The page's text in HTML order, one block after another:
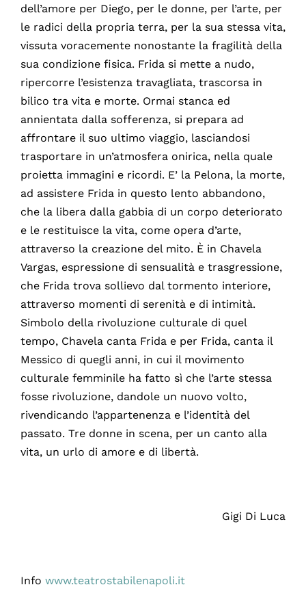
dell’amore per Diego, per le donne, per l’arte, per
le radici della propria terra, per la sua stessa vita,
vissuta voracemente nonostante la fragilità della
sua condizione fisica. Frida si mette a nudo,
ripercorre l’esistenza travagliata, trascorsa in
bilico tra vita e morte. Ormai stanca ed
annientata dalla sofferenza, si prepara ad
affrontare il suo ultimo viaggio, lasciandosi
trasportare in un’atmosfera onirica, nella quale
proietta immagini e ricordi. E’ la Pelona, la morte,
ad assistere Frida in questo lento abbandono,
che la libera dalla gabbia di un corpo deteriorato
e le restituisce la vita, come opera d’arte,
attraverso la creazione del mito. È in Chavela
Vargas, espressione di sensualità e trasgressione,
che Frida trova sollievo dal tormento interiore,
attraverso momenti di serenità e di intimità.
Simbolo della rivoluzione culturale di quel
tempo, Chavela canta Frida e per Frida, canta il
Messico di quegli anni, in cui il movimento
culturale femminile ha fatto sì che l’arte stessa
fosse rivoluzione, dandole un nuovo volto,
rivendicando l’appartenenza e l’identità del
passato. Tre donne in scena, per un canto alla
vita, un urlo di amore e di libertà.
Gigi Di Luca
Info www.teatrostabilenapoli.it